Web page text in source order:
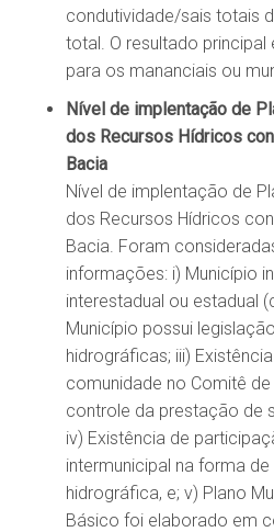
condutividade/sais totais
total. O resultado principal
para os mananciais ou
Nível de implentação de
dos Recursos Hídricos
Bacia
Nível de implentação de
dos Recursos Hídricos
Bacia. Foram
informações: i) Município
interestadual ou estadual
Município possui
hidrográficas; iii)
comunidade no Comitê
controle da prestação de
iv) Existência de
intermunicipal na forma
hidrográfica, e; v) Plano
Básico foi elaborado em